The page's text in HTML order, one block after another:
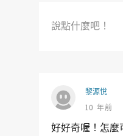
說點什麼吧！
黎源悅
10 年前
好好奇喔！怎麼